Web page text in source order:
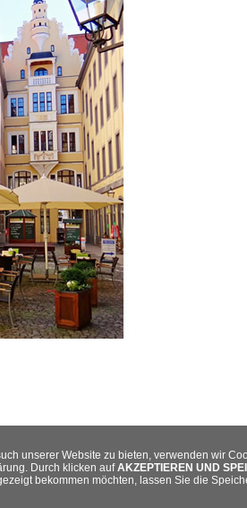
unserer Website zu bieten, verwenden wir
Durch klicken aufAKZEPTIEREN UND
bekommen möchten, lassen Sie die